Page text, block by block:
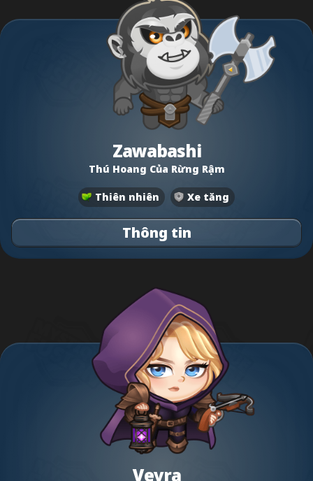
Zawabashi
Thú Hoang Của Rừng Rậm
Thiên nhiên Xe tăng
Thông tin
Veyra